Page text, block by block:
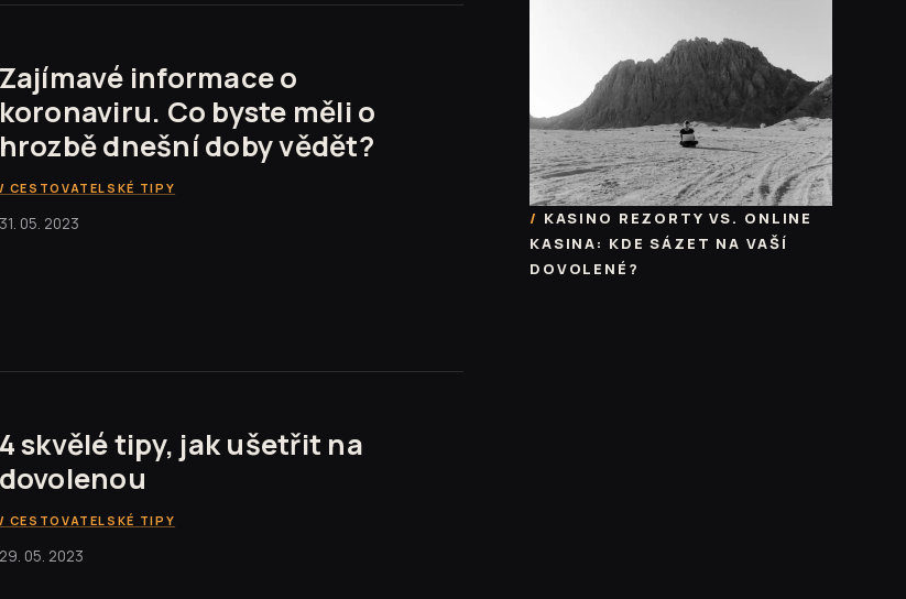
Zajímavé informace o
koronaviru. Co byste měli o
hrozbě dnešní doby vědět?
CESTOVATELSKÉ TIPY
31. 05. 2023
4 skvělé tipy, jak ušetřit na
dovolenou
CESTOVATELSKÉ TIPY
29. 05. 2023
KASINO REZORTY VS. ONLINE
KASINA: KDE SÁZET NA VAŠÍ
DOVOLENÉ?